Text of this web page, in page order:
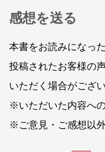
感想を送る
本書をお読みになっ
投稿されたお客様の
いただく場合がござい
※いただいた内容へ
※ご意見・ご感想以外